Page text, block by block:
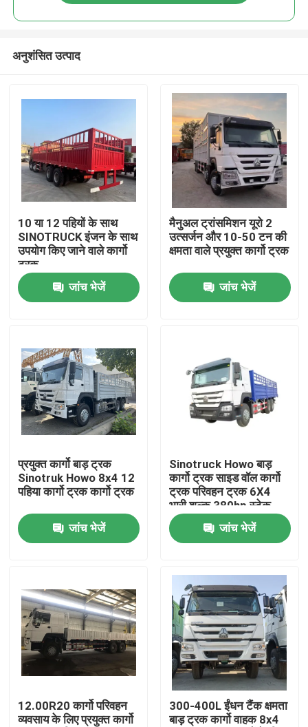
उत्पादों
वीडियो
हमारे बारे में
कारखाना भ्रमण
गुणवत्ता नियंत्रण
संपर्क करें
एक उद्धरण का अनुरोध करें
इस्तेमाल किए गए डंप ट्रक
प्रयुक्त टिपर ट्रक
अनुशंसित उत्पाद
10 या 12 पहियों के साथ
SINOTRUCK इंजन के साथ
उपयोग किए जाने वाले कार्गो
ट्रक
जांच भेजें
मैनुअल ट्रांसमिशन यूरो 2
उत्सर्जन और 10-50 टन की
क्षमता वाले प्रयुक्त कार्गो ट्रक
जांच भेजें
प्रयुक्त कार्गो बाड़ ट्रक
Sinotruk Howo 8x4 12
पहिया कार्गो ट्रक कार्गो ट्रक
जांच भेजें
Sinotruck Howo बाड़
कार्गो ट्रक साइड वॉल कार्गो
ट्रक परिवहन ट्रक 6X4
भारी शुल्क 380hp स्टेक
जांच भेजें
12.00R20 कार्गो परिवहन
व्यवसाय के लिए प्रयुक्त कार्गो
300-400L ईंधन टैंक क्षमता
बाड़ ट्रक कार्गो वाहक 8x4